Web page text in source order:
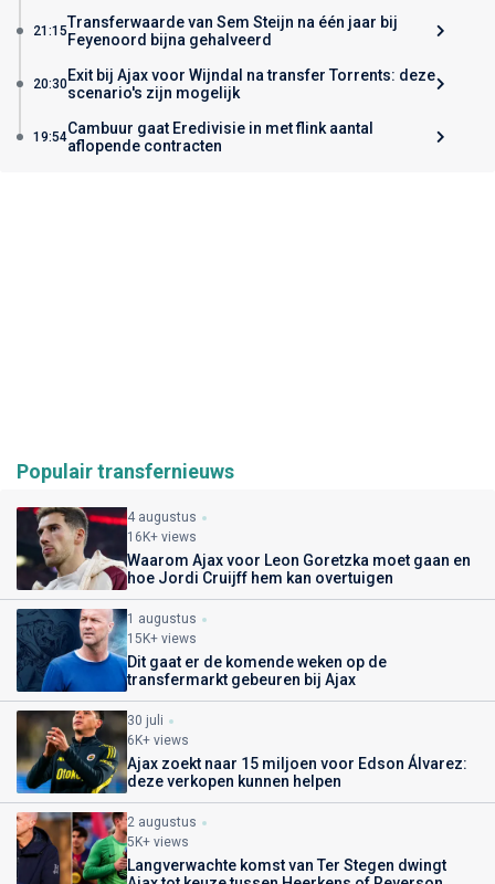
21:15Transferwaarde van Sem Steijn na één jaar bij
Feyenoord bijna gehalveerd
20:30Exit bij Ajax voor Wijndal na transfer Torrents: deze
scenario's zijn mogelijk
19:54Cambuur gaat Eredivisie in met flink aantal
aflopende contracten
Populair transfernieuws
4 augustus
16K+ views
Waarom Ajax voor Leon Goretzka moet gaan en
hoe Jordi Cruijff hem kan overtuigen
1 augustus
15K+ views
Dit gaat er de komende weken op de
transfermarkt gebeuren bij Ajax
30 juli
6K+ views
Ajax zoekt naar 15 miljoen voor Edson Álvarez:
deze verkopen kunnen helpen
2 augustus
5K+ views
Langverwachte komst van Ter Stegen dwingt